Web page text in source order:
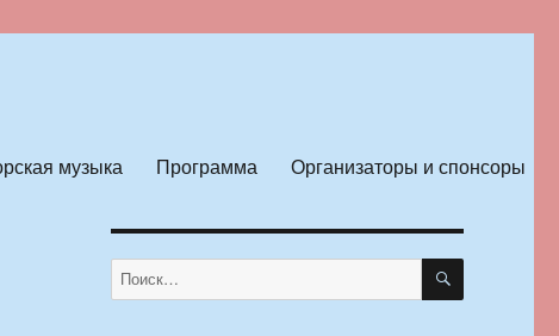
музыка Программа Организаторы и спонсоры
Искать: ПОИСК